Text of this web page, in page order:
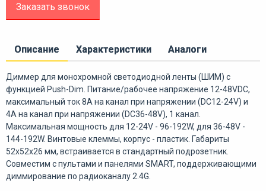
Заказать звонок
Описание Характеристики Аналоги
Диммер для монохромной светодиодной ленты (ШИМ) с
функцией Push-Dim. Питание/рабочее напряжение 12-48VDC,
максимальный ток 8A на канал при напряжении (DC12-24V) и
4А на канал при напряжении (DC36-48V), 1 канал.
Максимальная мощность для 12-24V - 96-192W, для 36-48V -
144-192W. Винтовые клеммы, корпус - пластик. Габариты
52x52x26 мм, встраивается в стандартный подрозетник.
Совместим с пультами и панелями SMART, поддерживающими
диммирование по радиоканалу 2.4G.